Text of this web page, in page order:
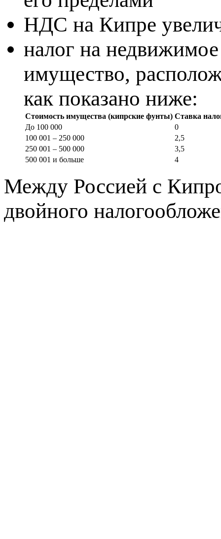
НДС на Кипре
налог на
имущество,
как показано ниже:
Стоимость имущества (кипрские фунты) Ставка
До 100 000
0
100 001 – 250 000
2,5
250 001 – 500 000
3,5
500 001 и больше
4
Между Россией с
двойного